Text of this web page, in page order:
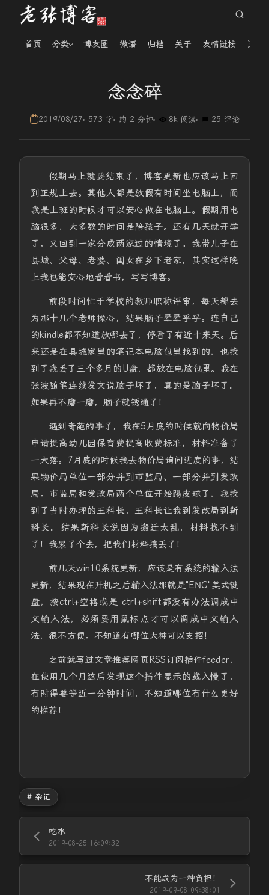
首页 分类 博友圈 微语 归档 关于 友情链接 读者
念念碎
2019/08/27 573 字 约 2 分钟 8k 阅读 25 评论
假期马上就要结束了，博客更新也应该马上回
到正规上去。其他人都是放假有时间坐电脑上，而
我是上班的时候才可以安心做在电脑上。假期用电
脑很多，大多数的时间是陪孩子。还有几天就开学
了，又回到一家分成两家过的情境了。我带儿子在
县城、父母、老婆、闺女在乡下老家，其实这样晚
上我也能安心地看看书，写写博客。
前段时间忙于学校的教师职称评审，每天都去
为那十几个老师操心，结果脑子晕晕乎乎。连自己
的kindle都不知道放哪去了，停看了有近十来天。后
来还是在县城家里的笔记本电脑包里找到的，也找
到了我丢了三个多月的U盘，都放在电脑包里。我在
张波随笔连续发文说脑子坏了，真的是脑子坏了。
如果再不磨一磨，脑子就锈通了！
遇到奇葩的事了，我在5月底的时候就向物价局
申请提高幼儿园保育费提高收费标准，材料准备了
一大落。7月底的时候我去物价局询问进度的事，结
果物价局单位一部分并到市监局、一部分并到发改
局。市监局和发改局两个单位开始踢皮球了，我找
到了当时办理的王科长，王科长让我到发改局到靳
科长。结果靳科长说因为搬迁太乱，材料找不到
了！我累了个去，把我们材料搞丢了！
前几天win10系统更新，应该是有系统的输入法
更新，结果现在开机之后输入法那就是"ENG"美式键
盘，按ctrl+空格或是 ctrl+shift都没有办法调成中
文输入法，必须要用鼠标点才可以调成中文输入
法，很不方便。不知道有哪位大神可以支招！
之前就写过文章推荐网页RSS订阅插件feeder，
在使用几个月这后发现这个插件显示的载入慢了，
有时得要等近一分钟时间，不知道哪位有什么更好
的推荐！
# 杂记
吃水
2019-08-25 16:09:32
不能成为一种负担！
2019-09-08 09:38:01